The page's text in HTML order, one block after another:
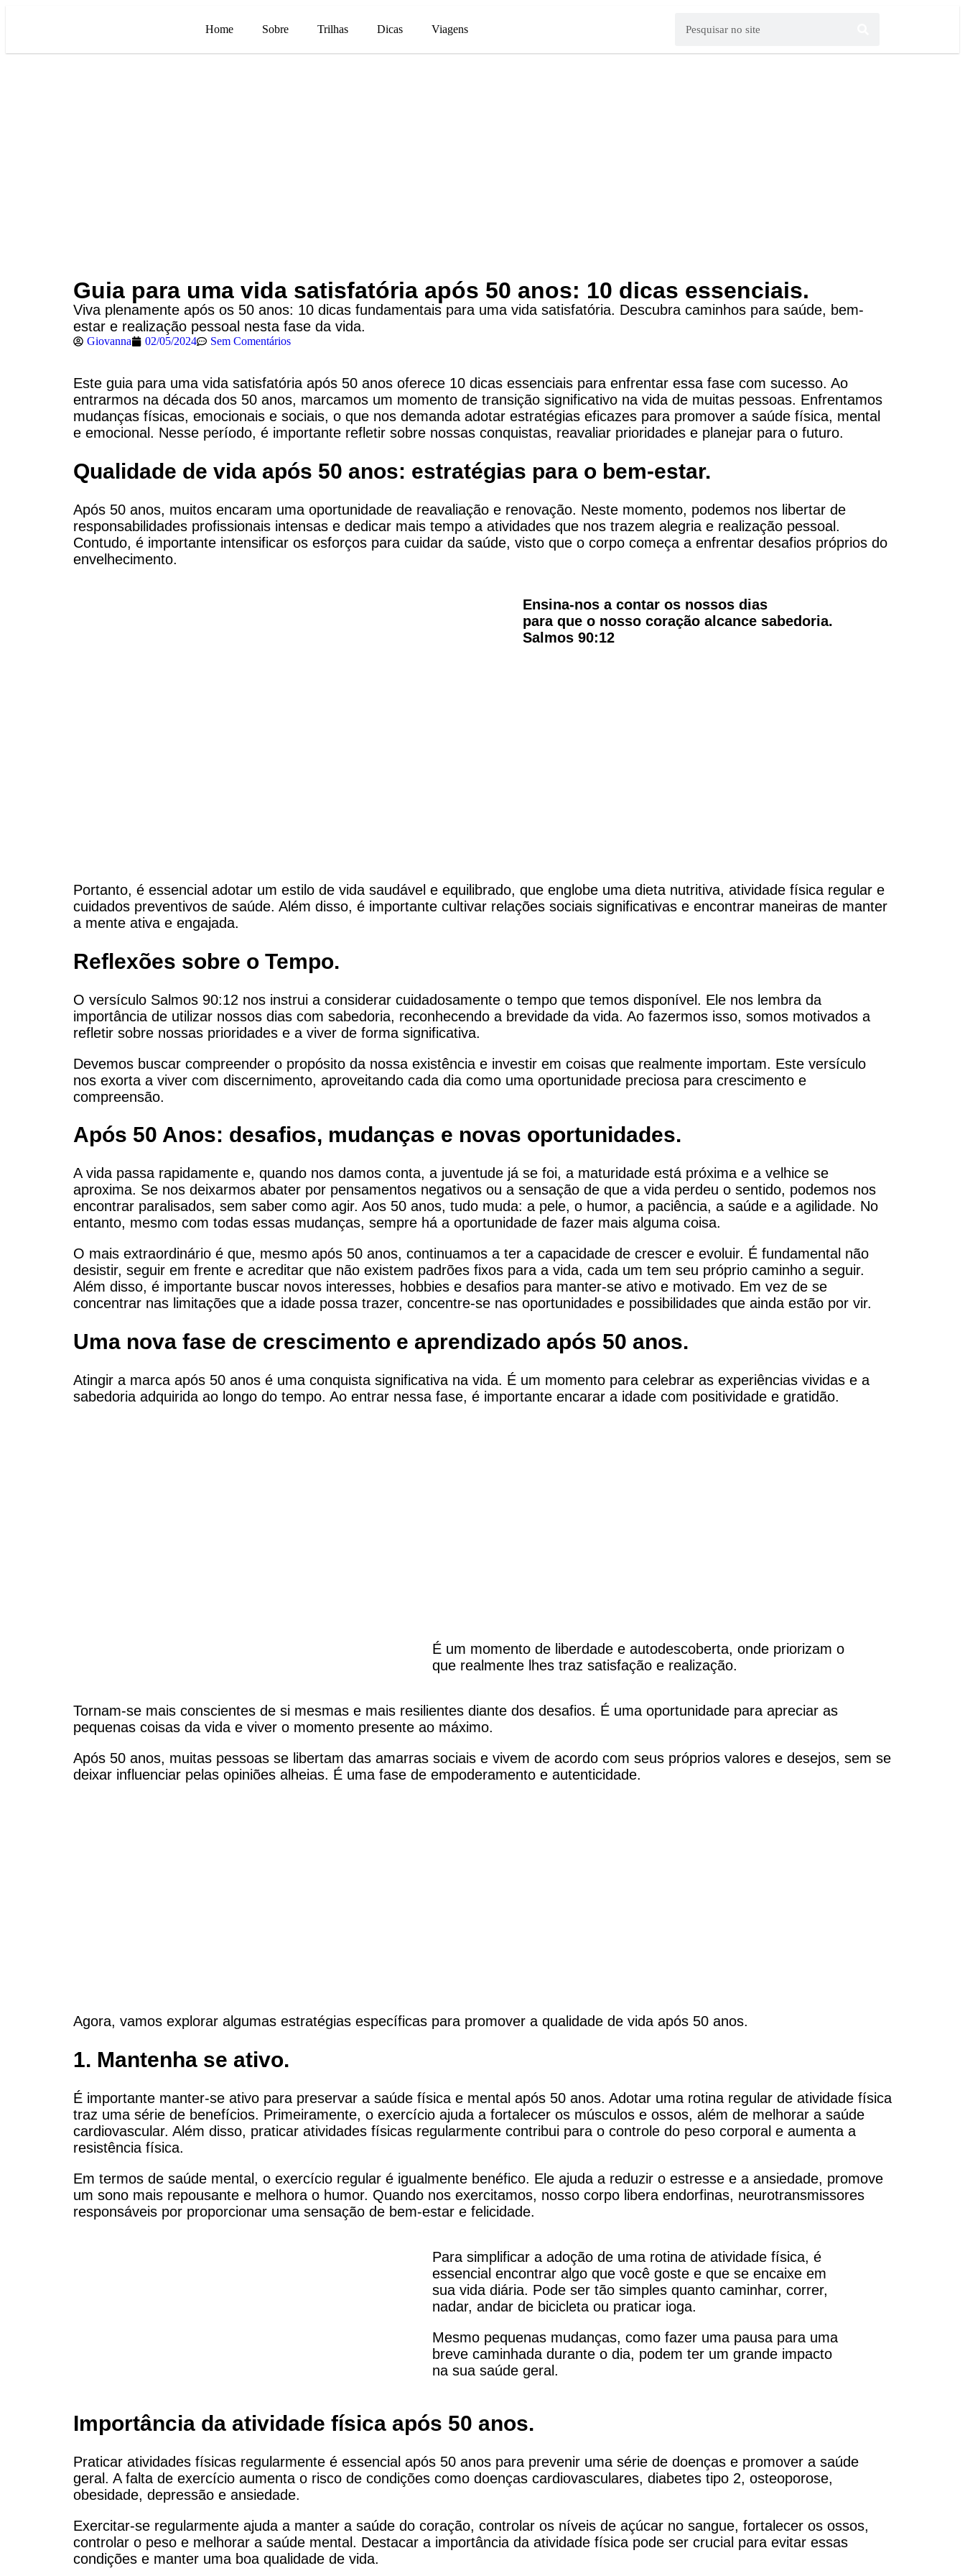
Home Sobre Trilhas Dicas Viagens
Guia para uma vida satisfatória após 50 anos: 10 dicas essenciais.
Viva plenamente após os 50 anos: 10 dicas fundamentais para uma vida satisfatória. Descubra caminhos para saúde, bem-
estar e realização pessoal nesta fase da vida.
Giovanna 02/05/2024 Sem Comentários
Este guia para uma vida satisfatória após 50 anos oferece 10 dicas essenciais para enfrentar essa fase com sucesso. Ao
entrarmos na década dos 50 anos, marcamos um momento de transição significativo na vida de muitas pessoas. Enfrentamos
mudanças físicas, emocionais e sociais, o que nos demanda adotar estratégias eficazes para promover a saúde física, mental
e emocional. Nesse período, é importante refletir sobre nossas conquistas, reavaliar prioridades e planejar para o futuro.
Qualidade de vida após 50 anos: estratégias para o bem-estar.
Após 50 anos, muitos encaram uma oportunidade de reavaliação e renovação. Neste momento, podemos nos libertar de
responsabilidades profissionais intensas e dedicar mais tempo a atividades que nos trazem alegria e realização pessoal.
Contudo, é importante intensificar os esforços para cuidar da saúde, visto que o corpo começa a enfrentar desafios próprios do
envelhecimento.
Ensina-nos a contar os nossos dias
para que o nosso coração alcance sabedoria.
Salmos 90:12
Portanto, é essencial adotar um estilo de vida saudável e equilibrado, que englobe uma dieta nutritiva, atividade física regular e
cuidados preventivos de saúde. Além disso, é importante cultivar relações sociais significativas e encontrar maneiras de manter
a mente ativa e engajada.
Reflexões sobre o Tempo.
O versículo Salmos 90:12 nos instrui a considerar cuidadosamente o tempo que temos disponível. Ele nos lembra da
importância de utilizar nossos dias com sabedoria, reconhecendo a brevidade da vida. Ao fazermos isso, somos motivados a
refletir sobre nossas prioridades e a viver de forma significativa.
Devemos buscar compreender o propósito da nossa existência e investir em coisas que realmente importam. Este versículo
nos exorta a viver com discernimento, aproveitando cada dia como uma oportunidade preciosa para crescimento e
compreensão.
Após 50 Anos: desafios, mudanças e novas oportunidades.
A vida passa rapidamente e, quando nos damos conta, a juventude já se foi, a maturidade está próxima e a velhice se
aproxima. Se nos deixarmos abater por pensamentos negativos ou a sensação de que a vida perdeu o sentido, podemos nos
encontrar paralisados, sem saber como agir. Aos 50 anos, tudo muda: a pele, o humor, a paciência, a saúde e a agilidade. No
entanto, mesmo com todas essas mudanças, sempre há a oportunidade de fazer mais alguma coisa.
O mais extraordinário é que, mesmo após 50 anos, continuamos a ter a capacidade de crescer e evoluir. É fundamental não
desistir, seguir em frente e acreditar que não existem padrões fixos para a vida, cada um tem seu próprio caminho a seguir.
Além disso, é importante buscar novos interesses, hobbies e desafios para manter-se ativo e motivado. Em vez de se
concentrar nas limitações que a idade possa trazer, concentre-se nas oportunidades e possibilidades que ainda estão por vir.
Uma nova fase de crescimento e aprendizado após 50 anos.
Atingir a marca após 50 anos é uma conquista significativa na vida. É um momento para celebrar as experiências vividas e a
sabedoria adquirida ao longo do tempo. Ao entrar nessa fase, é importante encarar a idade com positividade e gratidão.
É um momento de liberdade e autodescoberta, onde priorizam o
que realmente lhes traz satisfação e realização.
Tornam-se mais conscientes de si mesmas e mais resilientes diante dos desafios. É uma oportunidade para apreciar as
pequenas coisas da vida e viver o momento presente ao máximo.
Após 50 anos, muitas pessoas se libertam das amarras sociais e vivem de acordo com seus próprios valores e desejos, sem se
deixar influenciar pelas opiniões alheias. É uma fase de empoderamento e autenticidade.
Agora, vamos explorar algumas estratégias específicas para promover a qualidade de vida após 50 anos.
1. Mantenha se ativo.
É importante manter-se ativo para preservar a saúde física e mental após 50 anos. Adotar uma rotina regular de atividade física
traz uma série de benefícios. Primeiramente, o exercício ajuda a fortalecer os músculos e ossos, além de melhorar a saúde
cardiovascular. Além disso, praticar atividades físicas regularmente contribui para o controle do peso corporal e aumenta a
resistência física.
Em termos de saúde mental, o exercício regular é igualmente benéfico. Ele ajuda a reduzir o estresse e a ansiedade, promove
um sono mais repousante e melhora o humor. Quando nos exercitamos, nosso corpo libera endorfinas, neurotransmissores
responsáveis por proporcionar uma sensação de bem-estar e felicidade.
Para simplificar a adoção de uma rotina de atividade física, é
essencial encontrar algo que você goste e que se encaixe em
sua vida diária. Pode ser tão simples quanto caminhar, correr,
nadar, andar de bicicleta ou praticar ioga.
Mesmo pequenas mudanças, como fazer uma pausa para uma
breve caminhada durante o dia, podem ter um grande impacto
na sua saúde geral.
Importância da atividade física após 50 anos.
Praticar atividades físicas regularmente é essencial após 50 anos para prevenir uma série de doenças e promover a saúde
geral. A falta de exercício aumenta o risco de condições como doenças cardiovasculares, diabetes tipo 2, osteoporose,
obesidade, depressão e ansiedade.
Exercitar-se regularmente ajuda a manter a saúde do coração, controlar os níveis de açúcar no sangue, fortalecer os ossos,
controlar o peso e melhorar a saúde mental. Destacar a importância da atividade física pode ser crucial para evitar essas
condições e manter uma boa qualidade de vida.